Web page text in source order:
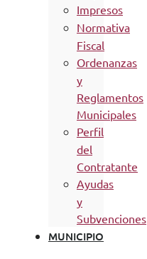
Impresos
Normativa
Fiscal
Ordenanzas
y
Reglamentos
Municipales
Perfil
del
Contratante
Ayudas
y
Subvenciones
MUNICIPIO